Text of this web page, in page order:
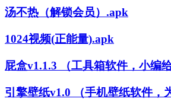
汤不热（解锁会员）.apk
1024视频(正能量).apk
屁盒v1.1.3 （工具箱软件，小编
引擎壁纸v1.0 （手机壁纸软件，